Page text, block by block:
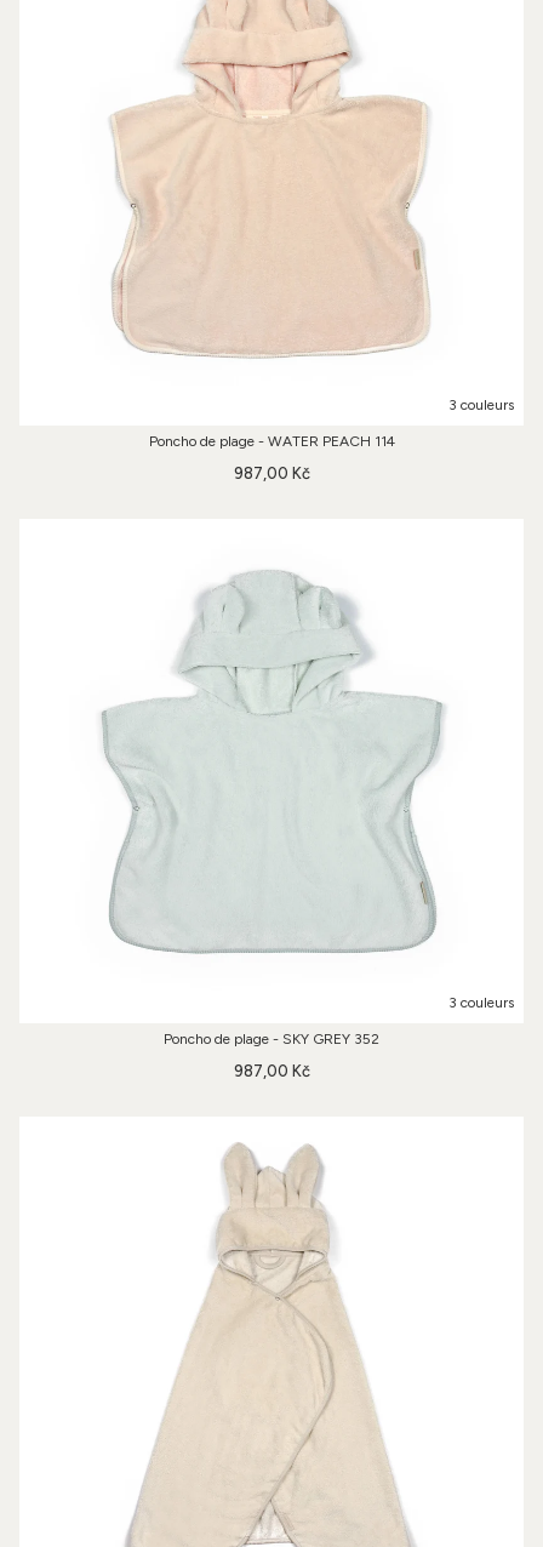
3 couleurs
Poncho de plage - WATER PEACH 114
987,00 Kč
3 couleurs
Poncho de plage - SKY GREY 352
987,00 Kč